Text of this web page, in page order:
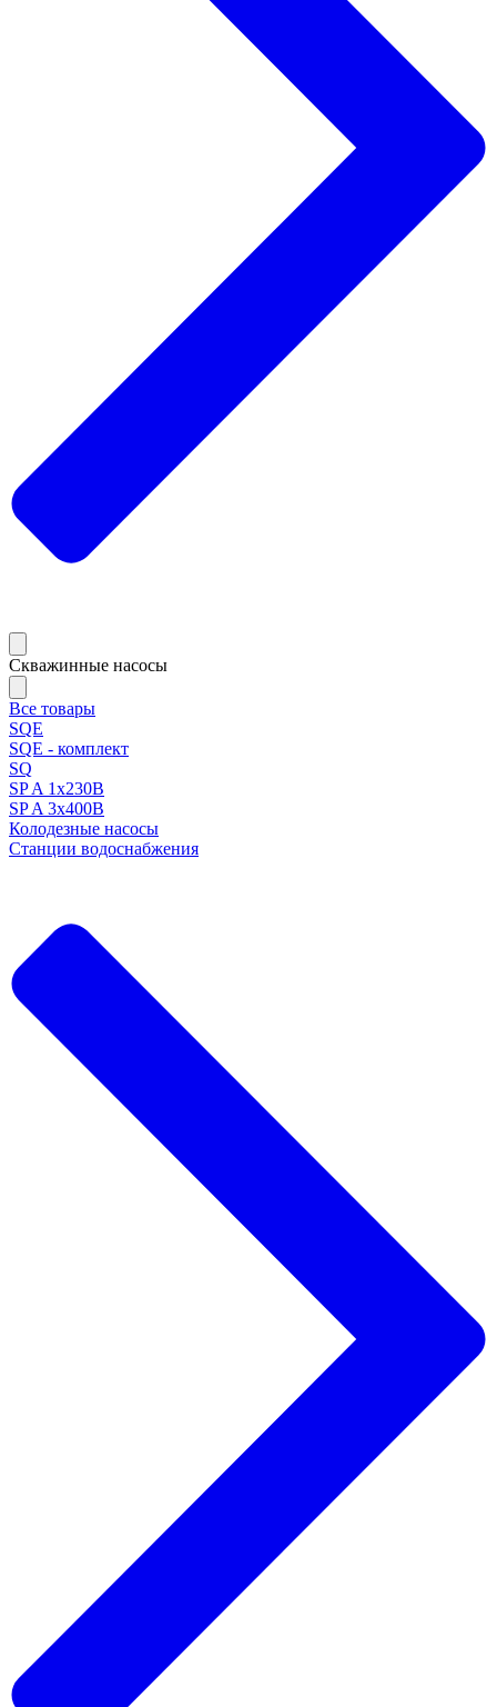
Скважинные насосы
Все товары
SQE
SQE - комплект
SQ
SP A 1x230В
SP A 3x400В
Колодезные насосы
Станции водоснабжения